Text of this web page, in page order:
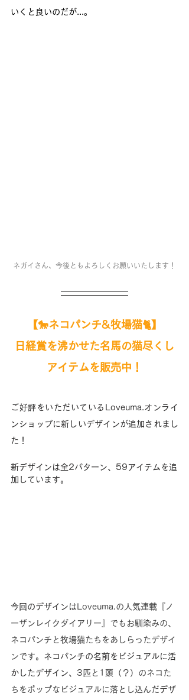
いくと良いのだが...。
ネガイさん、今後ともよろしくお願いいたします！
【🐎ネコパンチ&牧場猫🐈】
日経賞を沸かせた名馬の猫尽くし
アイテムを販売中！
ご好評をいただいているLoveuma.オンライ
ンショップに新しいデザインが追加されまし
た！
新デザインは全2パターン、59アイテムを追
加しています。
今回のデザインは Loveuma.の人気連載『ノ
ーザンレイクダイアリー』でもお馴染みの、
ネコパンチと牧場猫たちをあしらったデザイ
ンです。 ネコパンチの名前をビジュアルに活
かしたデザイン、 3匹と1頭（？）のネコた
ちをポップなビジュアルに落とし込んだデザ